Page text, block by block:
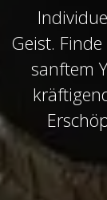
Geist.
sanftem